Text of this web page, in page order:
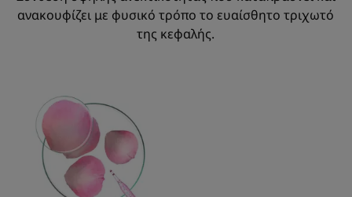
ανακουφίζει με φυσικό τρόπο το ευαίσθητο τριχωτό
της κεφαλής.